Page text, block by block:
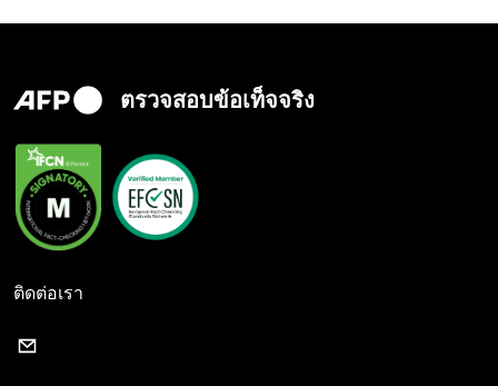
ตรวจสอบข้อเท็จจริง
ติดต่อเรา